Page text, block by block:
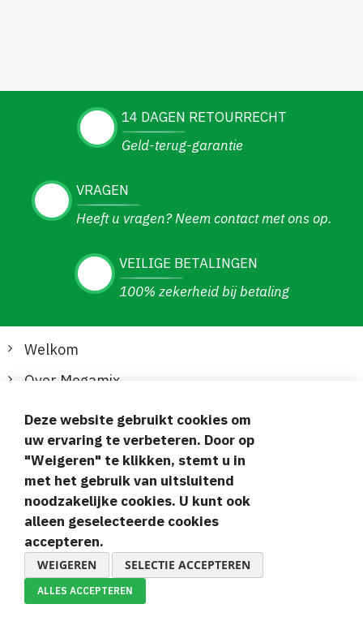
14 DAGEN RETOURRECHT
Geld-terug-garantie
VRAGEN
Heeft u vragen? Neem contact met ons op.
VEILIGE BETALINGEN
100% zekerheid bij betaling
Welkom
Over Megamix
Informatie
Klantenservice
Veilige en gemakkelijke betalingen
Deze website gebruikt cookies om
uw ervaring te verbeteren. Door op
"Weigeren" te klikken, stemt u in
met het gebruik van uitsluitend
noodzakelijke cookies. U kunt ook
alleen geselecteerde cookies
accepteren.
WEIGEREN SELECTIE ACCEPTEREN
ALLES ACCEPTEREN